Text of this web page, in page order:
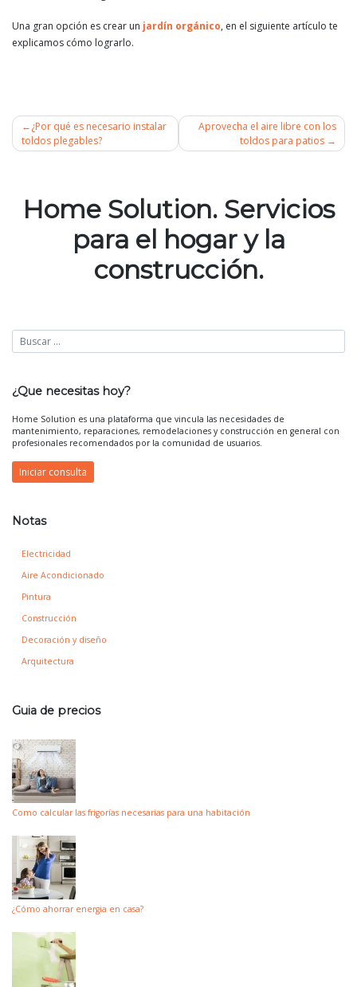
Una gran opción es crear un jardín orgánico, en el siguiente artículo te
explicamos cómo lograrlo.
de
entradas
¿Por qué es necesario instalar
toldos plegables?
Aprovecha el aire libre con los
toldos para patios
Home Solution. Servicios
para el hogar y la
construcción.
¿Que necesitas hoy?
Home Solution es una plataforma que vincula las necesidades de
mantenimiento, reparaciones, remodelaciones y construcción en general con
profesionales recomendados por la comunidad de usuarios.
Iniciar consulta
Notas
Electricidad
Aire Acondicionado
Pintura
Construcción
Decoración y diseño
Arquitectura
Guia de precios
Como calcular las frigorías necesarias para una habitación
¿Cómo ahorrar energia en casa?